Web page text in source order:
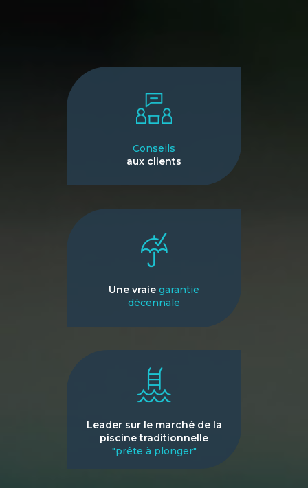
Conseils
aux clients
Une vraie garantie
décennale
Leader sur le marché de la
piscine traditionnelle
"prête à plonger"